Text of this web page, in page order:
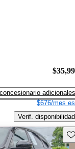
adicionales
$676/mes
Verif. disponibilidad